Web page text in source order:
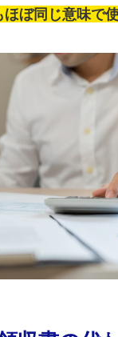
ぼ同じ意味で